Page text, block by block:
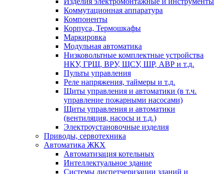
Коммутационная аппаратура
Компоненты
Корпуса, Термошкафы
Маркировка
Модульная автоматика
Низковольтные комплектные устройства
НКУ, ГРЩ, ВРУ, ЩСУ, ШР, АВР и т.д.
Пульты управления
Реле напряжения, таймеры и т.д.
Щиты управления и автоматики (в т.ч.
управление пожарными насосами)
Щиты управления и автоматики
(вентиляция, насосы и т.д.)
Электроустановочные изделия
Приводы, сервотехника
Автоматика ЖКХ
Автоматизация котельных
Интеллектуальное здание
Системы диспетчеризации зданий и